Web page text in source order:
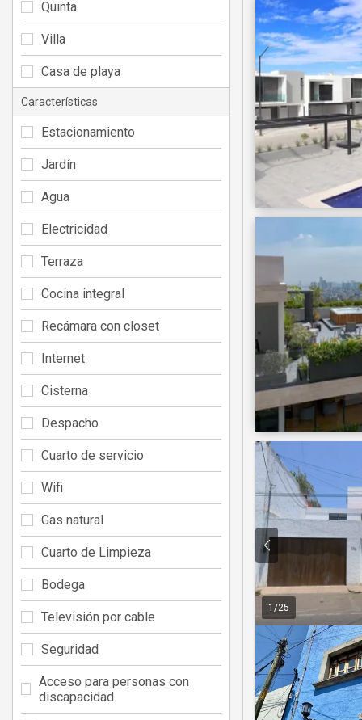
1 /25
Quinta
Villa
Casa de playa
Características
Estacionamiento
Jardín
Agua
Electricidad
Terraza
Cocina integral
Recámara con closet
Internet
Cisterna
Despacho
Cuarto de servicio
Wifi
Gas natural
Cuarto de Limpieza
Bodega
Televisión por cable
Seguridad
Acceso para personas con
discapacidad